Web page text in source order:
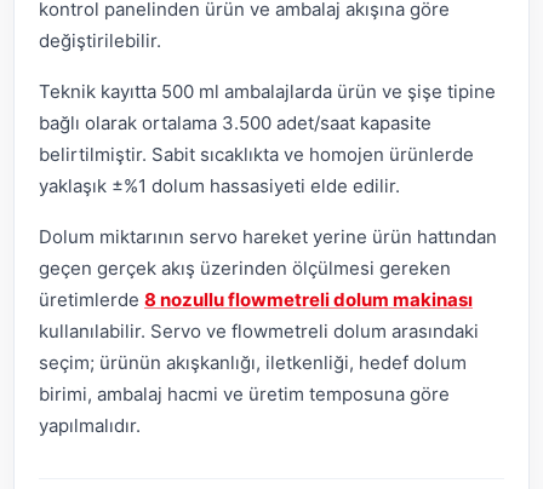
kontrol panelinden ürün ve ambalaj akışına göre
değiştirilebilir.
Teknik kayıtta 500 ml ambalajlarda ürün ve şişe tipine
bağlı olarak ortalama 3.500 adet/saat kapasite
belirtilmiştir. Sabit sıcaklıkta ve homojen ürünlerde
yaklaşık ±%1 dolum hassasiyeti elde edilir.
Dolum miktarının servo hareket yerine ürün hattından
geçen gerçek akış üzerinden ölçülmesi gereken
üretimlerde 8 nozullu flowmetreli dolum makinası
kullanılabilir. Servo ve flowmetreli dolum arasındaki
seçim; ürünün akışkanlığı, iletkenliği, hedef dolum
birimi, ambalaj hacmi ve üretim temposuna göre
yapılmalıdır.